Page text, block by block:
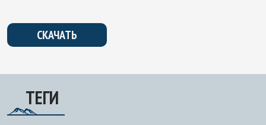
СКАЧАТЬ
ТЕГИ